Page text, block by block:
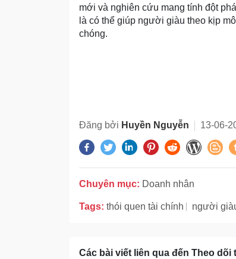
mới và nghiên cứu mang tính đột
là có thể giúp người giàu theo kịp
chóng.
Đăng bởi Huyền Nguyễn 13-06-
Chuyên mục: Doanh nhân
Tags: thói quen tài chính người
Các bài viết liên qua đến Theo